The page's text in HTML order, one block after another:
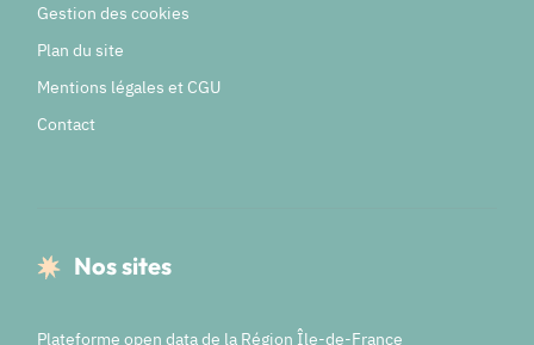
Gestion des cookies
Plan du site
Mentions légales et CGU
Contact
Nos sites
Plateforme open data de la Région Île-de-France